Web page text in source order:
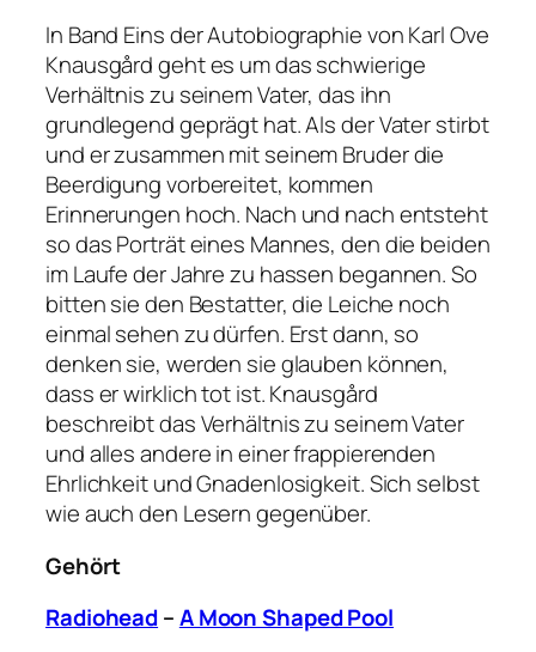
In Band Eins der Autobiographie von Karl Ove
Knausgård geht es um das schwierige
Verhältnis zu seinem Vater, das ihn
grundlegend geprägt hat. Als der Vater stirbt
und er zusammen mit seinem Bruder die
Beerdigung vorbereitet, kommen
Erinnerungen hoch. Nach und nach entsteht
so das Porträt eines Mannes, den die beiden
im Laufe der Jahre zu hassen begannen. So
bitten sie den Bestatter, die Leiche noch
einmal sehen zu dürfen. Erst dann, so
denken sie, werden sie glauben können,
dass er wirklich tot ist. Knausgård
beschreibt das Verhältnis zu seinem Vater
und alles andere in einer frappierenden
Ehrlichkeit und Gnadenlosigkeit. Sich selbst
wie auch den Lesern gegenüber.
Gehört
Radiohead–A Moon Shaped Pool